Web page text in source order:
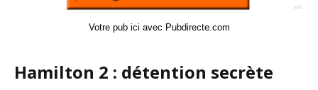
Votre pub ici avec Pubdirecte.com
Hamilton 2 : détention secrète